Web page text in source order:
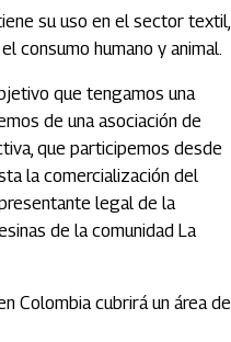
su uso en el sector textil,
consumo humano y animal.
que tengamos una
de una asociación de
que participemos desde
la comercialización del
legal de la
de la comunidad La
Colombia cubrirá un área de